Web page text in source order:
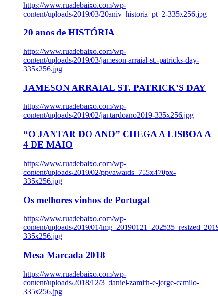
https://www.ruadebaixo.com/wp-
content/uploads/2019/03/20aniv_historia_pt_2-335x256.jpg
20 anos de HISTÓRIA
https://www.ruadebaixo.com/wp-
content/uploads/2019/03/jameson-arraial-st.-patricks-day-
335x256.jpg
JAMESON ARRAIAL ST. PATRICK’S DAY
https://www.ruadebaixo.com/wp-
content/uploads/2019/02/jantardoano2019-335x256.jpg
“O JANTAR DO ANO” CHEGA A LISBOA A
4 DE MAIO
https://www.ruadebaixo.com/wp-
content/uploads/2019/02/ppvawards_755x470px-
335x256.jpg
Os melhores vinhos de Portugal
https://www.ruadebaixo.com/wp-
content/uploads/2019/01/
335x256.jpg
Mesa Marcada 2018
https://www.ruadebaixo.com/wp-
content/uploads/2018/12/3_daniel-zamith-e-jorge-camilo-
335x256.jpg